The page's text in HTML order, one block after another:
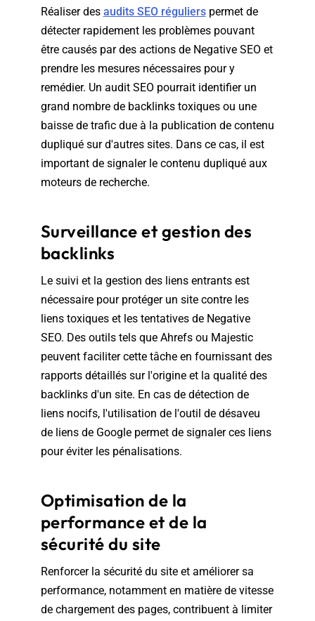
Réaliser des audits SEO régulierspermet de
détecter rapidement les problèmes pouvant
être causés par des actions de Negative SEO et
prendre les mesures nécessaires pour y
remédier. Un audit SEO pourrait identifier un
grand nombre de backlinks toxiques ou une
baisse de trafic due à la publication de contenu
dupliqué sur d'autres sites. Dans ce cas, il est
important de signaler le contenu dupliqué aux
moteurs de recherche.
Surveillance et gestion des
backlinks
Le suivi et la gestion des liens entrants est
nécessaire pour protéger un site contre les
liens toxiques et les tentatives de Negative
SEO. Des outils tels que Ahrefs ou Majestic
peuvent faciliter cette tâche en fournissant des
rapports détaillés sur l'origine et la qualité des
backlinks d'un site. En cas de détection de
liens nocifs, l'utilisation de l'outil de désaveu
de liens de Google permet de signaler ces liens
pour éviter les pénalisations.
Optimisation de la
performance et de la
sécurité du site
Renforcer la sécurité du site et améliorer sa
performance, notamment en matière de vitesse
de chargement des pages, contribuent à limiter